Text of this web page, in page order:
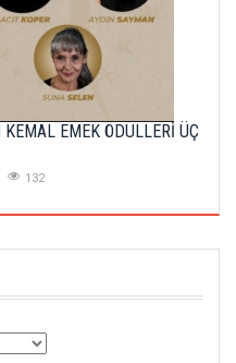
EMEK ÖDÜLLERİ ÜÇ
132